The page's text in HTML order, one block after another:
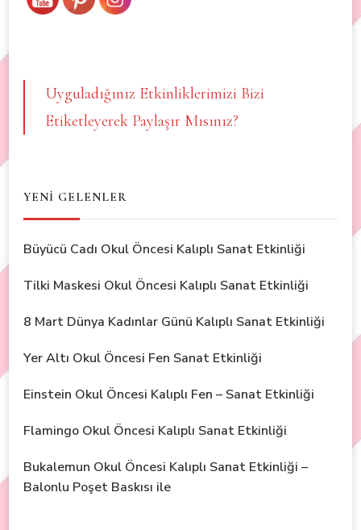
Uyguladığınız Etkinliklerimizi Bizi
Etiketleyerek Paylaşır Mısınız?
YENİ GELENLER
Büyücü Cadı Okul Öncesi Kalıplı Sanat Etkinliği
Tilki Maskesi Okul Öncesi Kalıplı Sanat Etkinliği
8 Mart Dünya Kadınlar Günü Kalıplı Sanat Etkinliği
Yer Altı Okul Öncesi Fen Sanat Etkinliği
Einstein Okul Öncesi Kalıplı Fen – Sanat Etkinliği
Flamingo Okul Öncesi Kalıplı Sanat Etkinliği
Bukalemun Okul Öncesi Kalıplı Sanat Etkinliği –
Balonlu Poşet Baskısı ile